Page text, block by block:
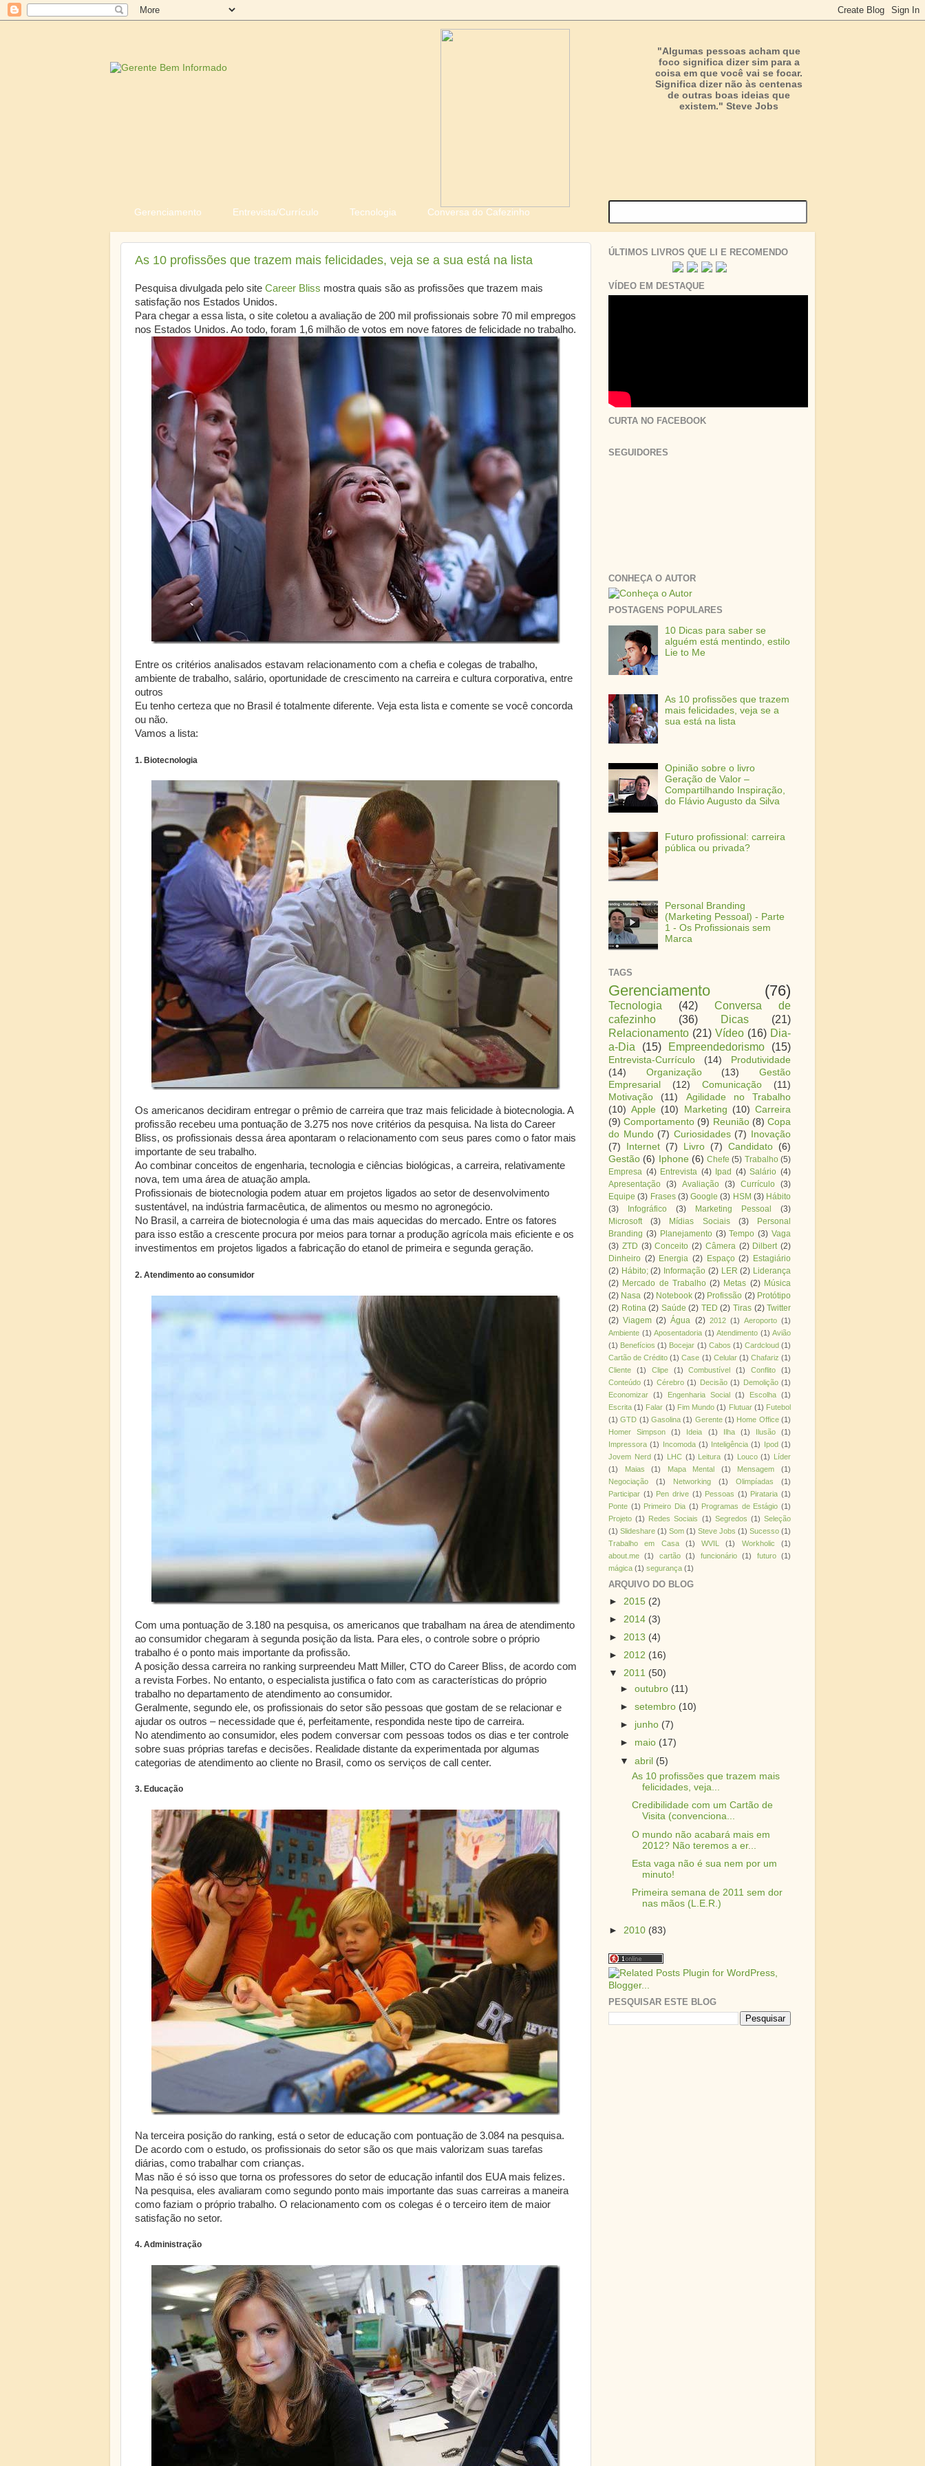
"Algumas pessoas acham que
foco significa dizer sim para a
coisa em que você vai se focar.
Significa dizer não às centenas
de outras boas ideias que
existem." Steve Jobs
Gerenciamento Entrevista/Currículo Tecnologia Conversa do Cafezinho
As 10 profissões que trazem mais felicidades, veja se a sua está na lista
Pesquisa divulgada pelo site Career Bliss mostra quais são as profissões que trazem mais
satisfação nos Estados Unidos.
Para chegar a essa lista, o site coletou a avaliação de 200 mil profissionais sobre 70 mil empregos
nos Estados Unidos. Ao todo, foram 1,6 milhão de votos em nove fatores de felicidade no trabalho.
Entre os critérios analisados estavam relacionamento com a chefia e colegas de trabalho,
ambiente de trabalho, salário, oportunidade de crescimento na carreira e cultura corporativa, entre
outros
Eu tenho certeza que no Brasil é totalmente diferente. Veja esta lista e comente se você concorda
ou não.
Vamos a lista:
1. Biotecnologia
Os americanos decidiram entregar o prêmio de carreira que traz mais felicidade à biotecnologia. A
profissão recebeu uma pontuação de 3.275 nos nove critérios da pesquisa. Na lista do Career
Bliss, os profissionais dessa área apontaram o relacionamento com seus pares como o fator mais
importante de seu trabalho.
Ao combinar conceitos de engenharia, tecnologia e ciências biológicas, a carreira, relativamente
nova, tem uma área de atuação ampla.
Profissionais de biotecnologia podem atuar em projetos ligados ao setor de desenvolvimento
sustentável, na indústria farmacêutica, de alimentos ou mesmo no agronegócio.
No Brasil, a carreira de biotecnologia é uma das mais aquecidas do mercado. Entre os fatores
para isso estão a crescente procura por meios para tornar a produção agrícola mais eficiente e os
investimentos em projetos ligados a fabricação do etanol de primeira e segunda geração.
2. Atendimento ao consumidor
Com uma pontuação de 3.180 na pesquisa, os americanos que trabalham na área de atendimento
ao consumidor chegaram à segunda posição da lista. Para eles, o controle sobre o próprio
trabalho é o ponto mais importante da profissão.
A posição dessa carreira no ranking surpreendeu Matt Miller, CTO do Career Bliss, de acordo com
a revista Forbes. No entanto, o especialista justifica o fato com as características do próprio
trabalho no departamento de atendimento ao consumidor.
Geralmente, segundo ele, os profissionais do setor são pessoas que gostam de se relacionar e
ajudar os outros – necessidade que é, perfeitamente, respondida neste tipo de carreira.
No atendimento ao consumidor, eles podem conversar com pessoas todos os dias e ter controle
sobre suas próprias tarefas e decisões. Realidade distante da experimentada por algumas
categorias de atendimento ao cliente no Brasil, como os serviços de call center.
3. Educação
Na terceira posição do ranking, está o setor de educação com pontuação de 3.084 na pesquisa.
De acordo com o estudo, os profissionais do setor são os que mais valorizam suas tarefas
diárias, como trabalhar com crianças.
Mas não é só isso que torna os professores do setor de educação infantil dos EUA mais felizes.
Na pesquisa, eles avaliaram como segundo ponto mais importante das suas carreiras a maneira
como faziam o próprio trabalho. O relacionamento com os colegas é o terceiro item de maior
satisfação no setor.
4. Administração
ÚLTIMOS LIVROS QUE LI E RECOMENDO
VÍDEO EM DESTAQUE
CURTA NO FACEBOOK
SEGUIDORES
CONHEÇA O AUTOR
POSTAGENS POPULARES
10 Dicas para saber se
alguém está mentindo, estilo
Lie to Me
As 10 profissões que trazem
mais felicidades, veja se a
sua está na lista
Opinião sobre o livro
Geração de Valor –
Compartilhando Inspiração,
do Flávio Augusto da Silva
Futuro profissional: carreira
pública ou privada?
Personal Branding
(Marketing Pessoal) - Parte
1 - Os Profissionais sem
Marca
TAGS
Gerenciamento (76)
Tecnologia (42)
Conversa de
cafezinho
(36) Dicas
(21)
Relacionamento (21) Vídeo (16) Dia-
a-Dia
(15) Empreendedorismo (15)
Entrevista-Currículo (14)
Produtividade
(14)
Organização (13)
Gestão
Empresarial
(12) Comunicação
(11)
Motivação
(11)
Agilidade no Trabalho
(10) Apple (10) Marketing (10) Carreira
(9) Comportamento (9) Reunião (8) Copa
do Mundo (7) Curiosidades (7)
Inovação
(7)
Internet (7) Livro (7) Candidato (6)
Gestão (6) Iphone (6) Chefe (5) Trabalho (5)
Empresa (4) Entrevista (4) Ipad (4) Salário (4)
Apresentação (3) Avaliação (3) Currículo (3)
Equipe (3) Frases (3) Google (3) HSM (3) Hábito
(3)
Infográfico (3) Marketing Pessoal
(3)
Microsoft
(3) Mídias Sociais (3)
Personal
Branding (3) Planejamento (3) Tempo (3) Vaga
(3) ZTD (3) Conceito (2) Câmera (2) Dilbert (2)
Dinheiro (2) Energia (2) Espaço (2) Estagiário
(2) Hábito; (2) Informação (2) LER (2) Liderança
(2) Mercado de Trabalho (2) Metas (2) Música
(2) Nasa (2) Notebook (2) Profissão (2) Protótipo
(2) Rotina (2) Saúde (2) TED (2) Tiras (2) Twitter
(2) Viagem (2) Água (2) 2012 (1) Aeroporto (1)
Ambiente (1) Aposentadoria (1) Atendimento (1) Avião
(1) Benefícios (1) Bocejar (1) Cabos (1) Cardcloud (1)
Cartão de Crédito (1) Case (1) Celular (1) Chafariz (1)
Cliente
(1) Clipe (1) Combustível (1) Conflito
(1)
Conteúdo (1) Cérebro (1) Decisão (1) Demolição (1)
Economizar (1) Engenharia Social (1) Escolha (1)
Escrita (1) Falar (1) Fim Mundo (1) Flutuar (1) Futebol
(1) GTD (1) Gasolina (1) Gerente (1) Home Office (1)
Homer Simpson
(1) Ideia (1) Ilha (1) Ilusão
(1)
Impressora (1) Incomoda (1) Inteligência (1) Ipod (1)
Jovem Nerd (1) LHC (1) Leitura (1) Louco (1)
Líder
(1)
Maias (1) Mapa Mental (1) Mensagem
(1)
Negociação
(1) Networking (1) Olimpíadas
(1)
Participar (1) Pen drive (1) Pessoas (1) Pirataria (1)
Ponte (1) Primeiro Dia (1) Programas de Estágio (1)
Projeto (1) Redes Sociais (1) Segredos (1) Seleção
(1) Slideshare (1) Som (1) Steve Jobs (1) Sucesso (1)
Trabalho em Casa
(1) WVIL (1) Workholic
(1)
about.me
(1) cartão (1) funcionário (1) futuro
(1)
mágica (1) segurança (1)
ARQUIVO DO BLOG
► 2015 (2)
► 2014 (3)
► 2013 (4)
► 2012 (16)
▼ 2011 (50)
►outubro (11)
►setembro (10)
► junho (7)
► maio (17)
▼abril (5)
As 10 profissões que trazem mais
felicidades, veja...
Credibilidade com um Cartão de
Visita (convenciona...
O mundo não acabará mais em
2012? Não teremos a er...
Esta vaga não é sua nem por um
minuto!
Primeira semana de 2011 sem dor
nas mãos (L.E.R.)
► 2010 (83)
PESQUISAR ESTE BLOG